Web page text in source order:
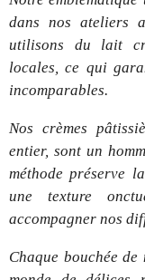
dans nos ateliers
utilisons du lait
locales, ce qui
incomparables.
Nos crèmes
entier, sont un
méthode préserve
une texture
accompagner nos
Chaque bouchée